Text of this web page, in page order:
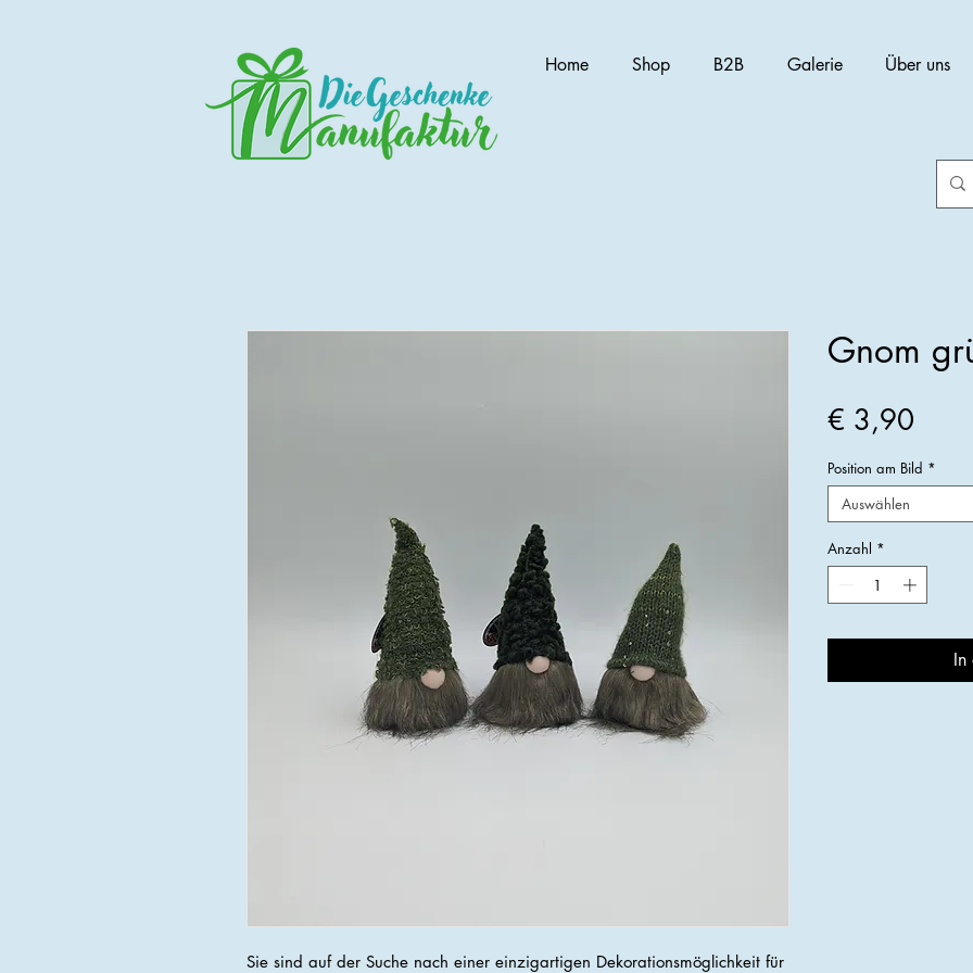
Home Shop B2B Galerie Über uns
Sie sind auf der Suche nach einer einzigartigen Dekorationsmöglichkeit für
Gnom
€ 3,90
Position am Bild *
Auswählen
Anzahl *
In